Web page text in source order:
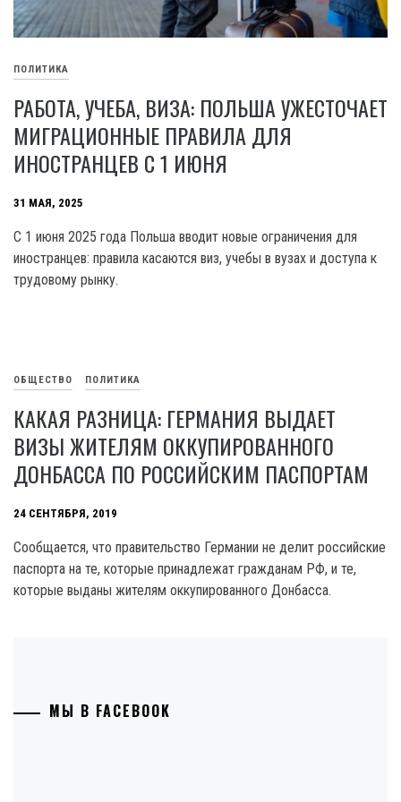
ПОЛИТИКА
РАБОТА, УЧЕБА, ВИЗА: ПОЛЬША УЖЕСТОЧАЕТ
МИГРАЦИОННЫЕ ПРАВИЛА ДЛЯ
ИНОСТРАНЦЕВ С 1 ИЮНЯ
31 МАЯ, 2025
С 1 июня 2025 года Польша вводит новые ограничения для
иностранцев: правила касаются виз, учебы в вузах и доступа к
трудовому рынку.
ОБЩЕСТВО ПОЛИТИКА
КАКАЯ РАЗНИЦА: ГЕРМАНИЯ ВЫДАЕТ
ВИЗЫ ЖИТЕЛЯМ ОККУПИРОВАННОГО
ДОНБАССА ПО РОССИЙСКИМ ПАСПОРТАМ
24 СЕНТЯБРЯ, 2019
Сообщается, что правительство Германии не делит российские
паспорта на те, которые принадлежат гражданам РФ, и те,
которые выданы жителям оккупированного Донбасса.
МЫ В FACEBOOK